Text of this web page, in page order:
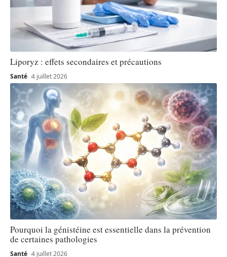
Liporyz : effets secondaires et précautions
Santé 4 juillet 2026
Pourquoi la génistéine est essentielle dans la prévention
de certaines pathologies
Santé 4 juillet 2026